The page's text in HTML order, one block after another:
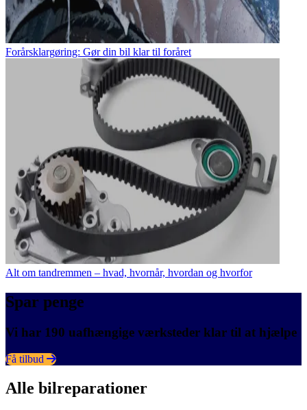
Forårsklargøring: Gør din bil klar til foråret
Alt om tandremmen – hvad, hvornår, hvordan og hvorfor
Spar penge
Vi har 190 uafhængige værksteder klar til at hjælpe
Få tilbud
Alle bilreparationer